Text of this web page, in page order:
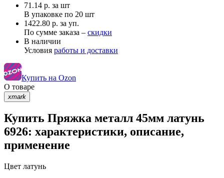
71.14 р. за шт
В упаковке по 20 шт
1422.80 р. за уп.
По сумме заказа – скидки
В наличии
Условия работы и доставки
Купить на Ozon
О товаре
xmark
Купить Пряжка металл 45мм латунь
6926: характеристики, описание,
применение
Цвет латунь